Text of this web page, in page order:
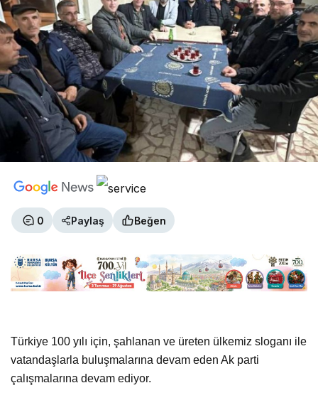
0 Paylaş Beğen
Türkiye 100 yılı için, şahlanan ve üreten ülkemiz sloganı ile
vatandaşlarla buluşmalarına devam eden Ak parti
çalışmalarına devam ediyor.